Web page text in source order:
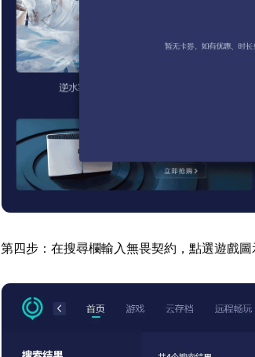
第四步：在搜尋欄輸入無畏契約，點選遊戲